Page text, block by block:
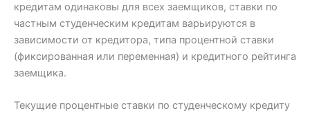
кредитам одинаковы для всех заемщиков, ставки по
частным студенческим кредитам варьируются в
зависимости от кредитора, типа процентной ставки
(фиксированная или переменная) и кредитного рейтинга
заемщика.
Текущие процентные ставки по студенческому кредиту